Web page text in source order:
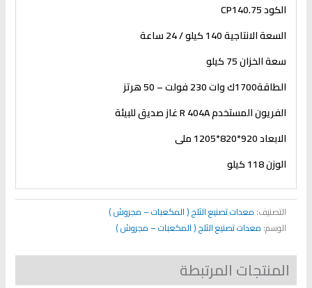
الكودCP140.75
السعة الانتاجية 140 كيلو / 24 ساعة
سعة الخزان 75 كيلو
الطاقة1700ك وات 230 فولت – 50 هرتز
الفريون المستخدمR 404Aغاز صديق للبيئة
الابعاد 920*820*1205 ملى
الوزن 118 كيلو
التصنيف: معدات تصنيع الثلج ( المكعبات – مجروش )
الوسم: معدات تصنيع الثلج ( المكعبات – مجروش )
المنتجات المرتبطة